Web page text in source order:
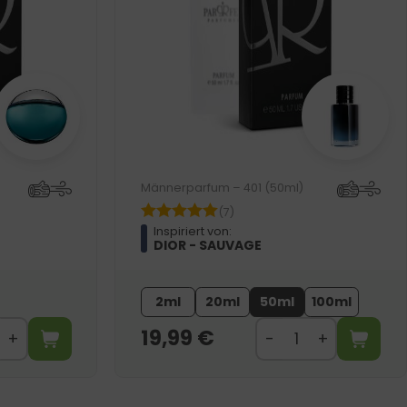
Männerparfum – 401 (50ml)
(7)
Inspiriert von:
DIOR - SAUVAGE
2ml 20ml 50ml 100ml
19,99 €